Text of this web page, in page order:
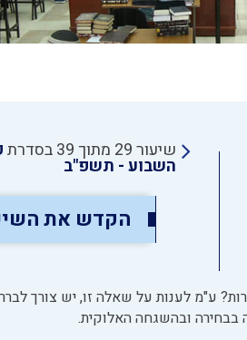
שיעור 29 מתוך 39 בסדרת
השבוע - תשפ"ב
הקדש את
ע"מ לענות על שאלה זו, יש צורך
בבחירה ובהשגחה האלוקית.